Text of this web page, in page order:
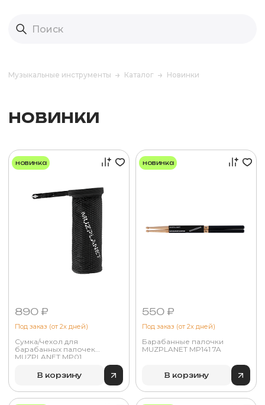
Музыкальные инструменты Каталог Новинки
НОВИНКИ
новинка
890 ₽
Под заказ (от 2х дней)
Сумка/чехол для
барабанных палочек
MUZPLANET MP01
В корзину
новинка
550 ₽
Под заказ (от 2х дней)
Барабанные палочки
MUZPLANET MP141 7A
В корзину